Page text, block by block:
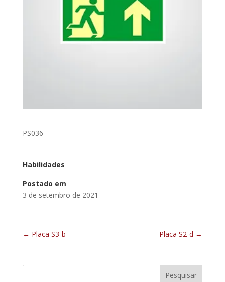
PS036
Habilidades
Postado em
3 de setembro de 2021
← Placa S3-b Placa S2-d →